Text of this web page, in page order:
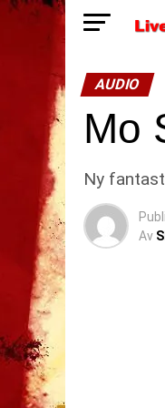
AUDIO
Mo
Ny
Av